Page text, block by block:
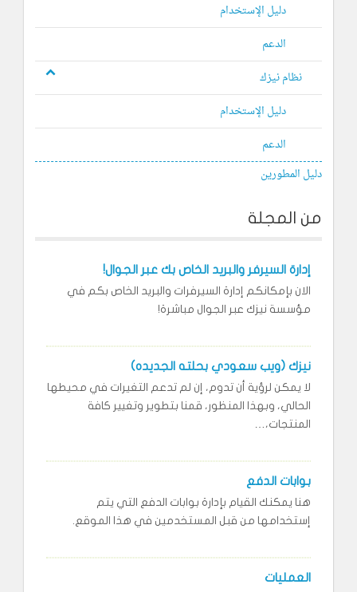
دليل الإستخدام
الدعم
نظام نيزك
دليل الإستخدام
الدعم
دليل المطورين
من المجلة
إدارة السيرفر والبريد الخاص بك عبر الجوال!
الان بإمكانكم إدارة السيرفرات والبريد الخاص بكم في
مؤسسة نيزك عبر الجوال مباشرة!
نيزك (ويب سعودي بحلته الجديده)
لا يمكن لرؤية أن تدوم، إن لم تدعم التغيرات في محيطها
الحالي، وبهذا المنظور، قمنا بتطوير وتغيير كافة
المنتجات،…
بوابات الدفع
هنا يمكنك القيام بإدارة بوابات الدفع التي يتم
إستخدامها من قبل المستخدمين في هذا الموقع.
العمليات